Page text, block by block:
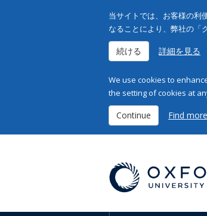
当サイトでは、お客様の利
なることにより、弊社の「
続ける 詳細を見る
We use cookies to
the setting of cookies at
Continue Find more